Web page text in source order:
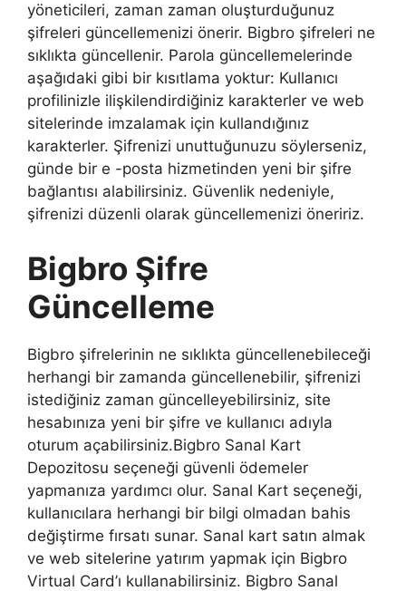
yöneticileri, zaman zaman oluşturduğunuz
şifreleri güncellemenizi önerir. Bigbro şifreleri ne
sıklıkta güncellenir. Parola güncellemelerinde
aşağıdaki gibi bir kısıtlama yoktur: Kullanıcı
profilinizle ilişkilendirdiğiniz karakterler ve web
sitelerinde imzalamak için kullandığınız
karakterler. Şifrenizi unuttuğunuzu söylerseniz,
günde bir e -posta hizmetinden yeni bir şifre
bağlantısı alabilirsiniz. Güvenlik nedeniyle,
şifrenizi düzenli olarak güncellemenizi öneririz.
Bigbro Şifre
Güncelleme
Bigbro şifrelerinin ne sıklıkta güncellenebileceği
herhangi bir zamanda güncellenebilir, şifrenizi
istediğiniz zaman güncelleyebilirsiniz, site
hesabınıza yeni bir şifre ve kullanıcı adıyla
oturum açabilirsiniz.Bigbro Sanal Kart
Depozitosu seçeneği güvenli ödemeler
yapmanıza yardımcı olur. Sanal Kart seçeneği,
kullanıcılara herhangi bir bilgi olmadan bahis
değiştirme fırsatı sunar. Sanal kart satın almak
ve web sitelerine yatırım yapmak için Bigbro
Virtual Card’ı kullanabilirsiniz. Bigbro Sanal